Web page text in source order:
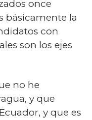
once
básicamente la
con
son los ejes
no he
y que
y que es